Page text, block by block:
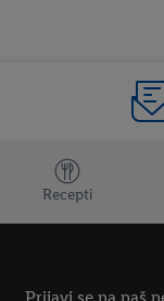
Dodatne teme
Recepti